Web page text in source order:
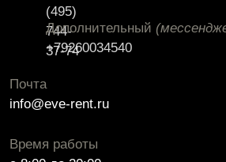
(495)
744-
37-74
Дополнительный
+79260034540
Почта
info@eve-rent.ru
Время работы